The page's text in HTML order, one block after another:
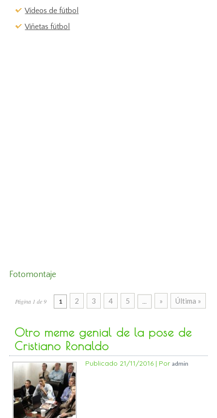
Vídeos de fútbol
Viñetas fútbol
Fotomontaje
Página 1 de 9 1 2 3 4 5 ... » Última »
Otro meme genial de la pose de
Cristiano Ronaldo
Publicado 21/11/2016 | Por admin